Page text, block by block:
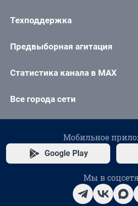
Техподдержка
Предвыборная агитация
Статистика канала в MAX
Все города сети
Мобильное
Google Play
Мы в